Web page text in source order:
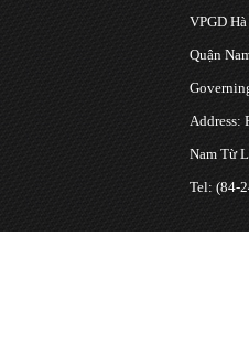
VPGD
Quận
Address:
Nam Từ
Tel: (84-